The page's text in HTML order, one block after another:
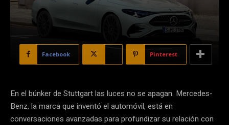
Facebook Pinterest
En el búnker de Stuttgart las luces no se apagan. Mercedes-
Benz, la marca que inventó el automóvil, está en
conversaciones avanzadas para profundizar su relación con